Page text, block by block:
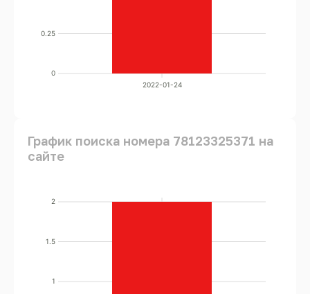
0
0.25
2022-01-24
График поиска номера 78123325371 на
сайте
1
1.5
2